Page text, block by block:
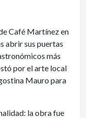
Café Martínez en
abrir sus puertas
más
por el arte local
Mauro para
la obra fue